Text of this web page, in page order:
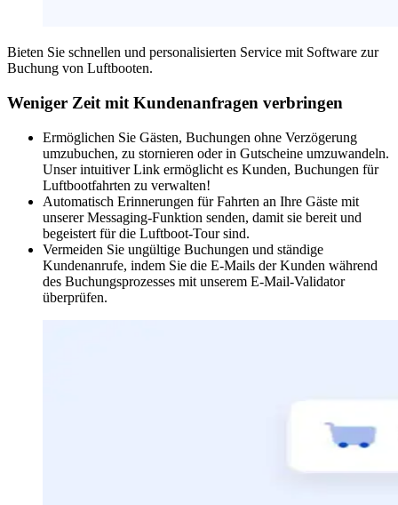
Bieten Sie schnellen und personalisierten Service mit Software zur
Buchung von Luftbooten.
Weniger Zeit mit Kundenanfragen verbringen
Ermöglichen Sie Gästen, Buchungen ohne Verzögerung
umzubuchen, zu stornieren oder in Gutscheine umzuwandeln.
Unser intuitiver Link ermöglicht es Kunden, Buchungen für
Luftbootfahrten zu verwalten!
Automatisch Erinnerungen für Fahrten an Ihre Gäste mit
unserer Messaging-Funktion senden, damit sie bereit und
begeistert für die Luftboot-Tour sind.
Vermeiden Sie ungültige Buchungen und ständige
Kundenanrufe, indem Sie die E-Mails der Kunden während
des Buchungsprozesses mit unserem E-Mail-Validator
überprüfen.